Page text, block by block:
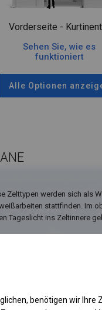
Vorderseite -
Sehen Sie, wie es
funktioniert
Alle Optionen
Zelttypen werden sich als
stattfinden. Im
Tageslicht ins Zeltinnere
benötigen wir Ihre